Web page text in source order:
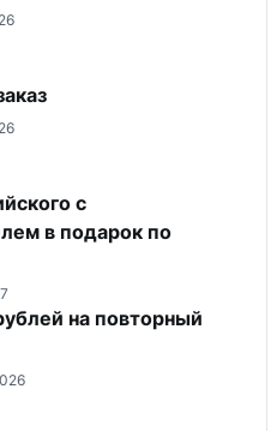
с
в подарок по
на повторный